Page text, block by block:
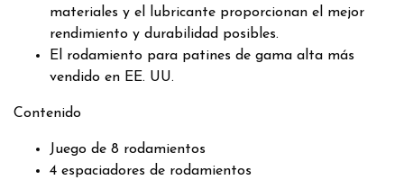
materiales y el lubricante proporcionan el mejor
rendimiento y durabilidad posibles.
El rodamiento para patines de gama alta más
vendido en EE. UU.
Contenido
Juego de 8 rodamientos
4 espaciadores de rodamientos